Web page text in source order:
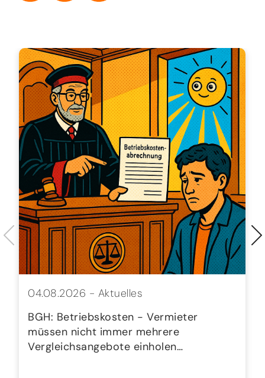
04.08.2026 - Aktuelles
BGH: Betriebskosten - Vermieter
müssen nicht immer mehrere
Vergleichsangebote einholen…